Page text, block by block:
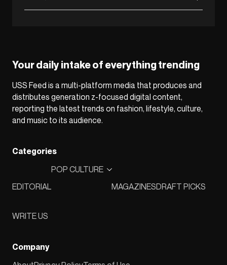
Your daily intake of everything trending
USS Feed is a multi-platform media that produces and
distributes generation z-focused digital content,
reporting the latest trends on fashion, lifestyle, culture,
and music to its audience.
Categories
EDITORIAL
POP CULTURE
MAGAZINESDRAFT PICKS
WRITE US
Company